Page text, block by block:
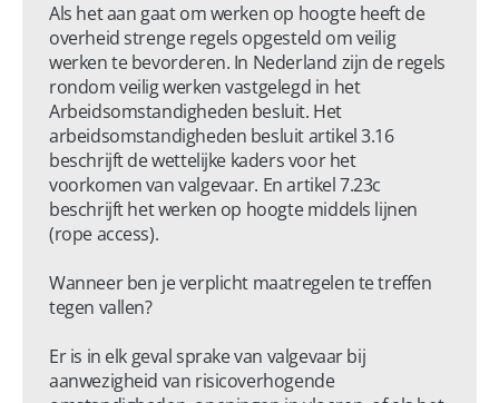
Als het aan gaat om werken op hoogte heeft de
overheid strenge regels opgesteld om veilig
werken te bevorderen. In Nederland zijn de regels
rondom veilig werken vastgelegd in het
Arbeidsomstandigheden besluit. Het
arbeidsomstandigheden besluit artikel 3.16
beschrijft de wettelijke kaders voor het
voorkomen van valgevaar. En artikel 7.23c
beschrijft het werken op hoogte middels lijnen
(rope access).
Wanneer ben je verplicht maatregelen te treffen
tegen vallen?
Er is in elk geval sprake van valgevaar bij
aanwezigheid van risicoverhogende